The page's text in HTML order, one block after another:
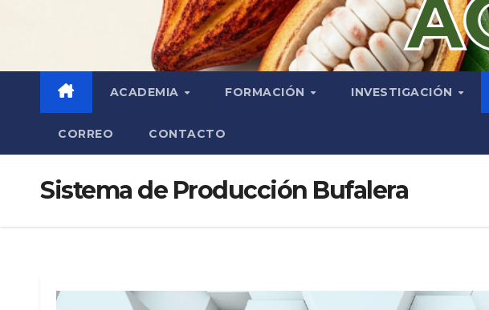
ACADEMIA FORMACIÓN INVESTIGACIÓN
CORREO CONTACTO
Sistema de Producción Bufalera